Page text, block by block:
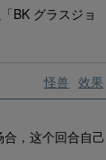
BK グラスジョ
怪兽 效果
，这个回合自己